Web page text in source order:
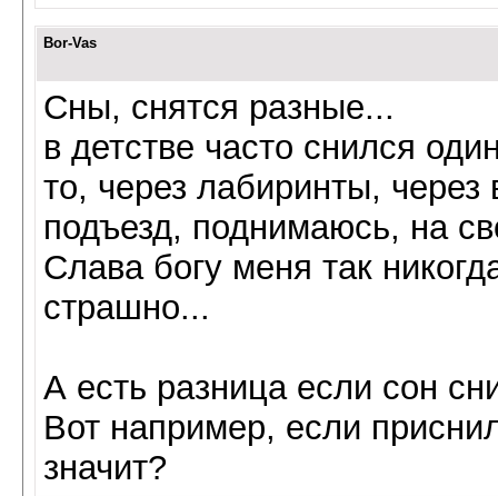
Bor-Vas
Сны, снятся разные...
в детстве часто снился
то, через лабиринты, через
подъезд, поднимаюсь, на
Слава богу меня так
страшно...
А есть разница если сон
Вот например, если
значит?